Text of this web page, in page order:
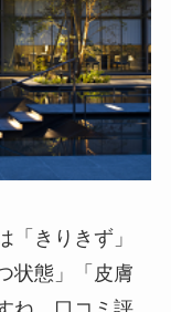
「きりきず」
状態」「皮膚